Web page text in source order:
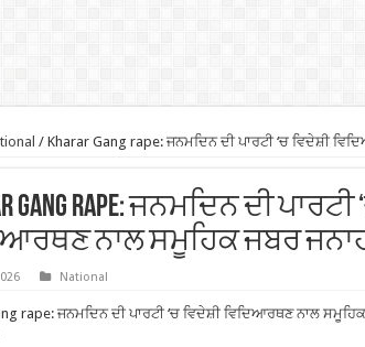
/ Kharar Gang rape: ਜਨਮਦਿਨ ਦੀ ਪਾਰਟੀ ‘ਚ ਵਿਦੇਸ਼ੀ
Gang rape: ਜਨਮਦਿਨ ਦੀ ਪਾਰਟੀ
ਨਾਲ ਸਮੂਹਿਕ ਜਬਰ
National
rape: ਜਨਮਦਿਨ ਦੀ ਪਾਰਟੀ ‘ਚ ਵਿਦੇਸ਼ੀ ਵਿਦਿਆਰਥਣ ਨਾਲ ਸਮੂਹਿਕ